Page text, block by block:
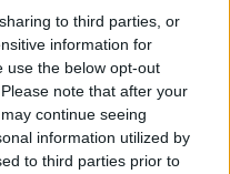
to third parties, or
information for
use the below opt-out
note that after your
continue seeing
information utilized by
to third parties prior to